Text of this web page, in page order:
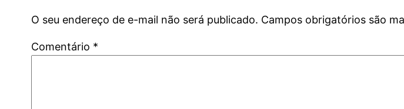
O seu endereço de e-mail não será publicado. Campos obrigatórios são
Comentário *